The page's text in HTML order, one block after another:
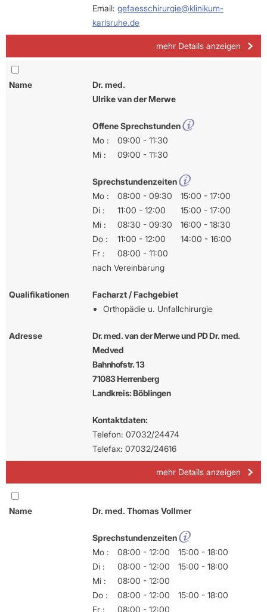
Email: gefaesschirurgie@klinikum-
karlsruhe.de
mehr Details anzeigen
Name
Dr. med.
Ulrike van der Merwe
Offene Sprechstunden
Mo :
09:00 - 11:30
Mi :
09:00 - 11:30
Sprechstundenzeiten
Mo :
08:00 - 09:30
15:00 - 17:00
Di :
11:00 - 12:00
15:00 - 17:00
Mi :
08:30 - 09:30
16:00 - 18:30
Do :
11:00 - 12:00
14:00 - 16:00
Fr :
08:00 - 11:00
nach Vereinbarung
Qualifikationen
Facharzt / Fachgebiet
Orthopädie u. Unfallchirurgie
Adresse
Dr. med. van der Merwe und PD Dr. med.
Medved
Bahnhofstr. 13
71083 Herrenberg
Landkreis: Böblingen
Kontaktdaten:
Telefon: 07032/24474
Telefax: 07032/24616
mehr Details anzeigen
Name Dr. med. Thomas Vollmer
Sprechstundenzeiten
Mo :
08:00 - 12:00
15:00 - 18:00
Di :
08:00 - 12:00
15:00 - 18:00
Mi :
08:00 - 12:00
Do :
08:00 - 12:00
15:00 - 18:00
Fr :
08:00 - 12:00